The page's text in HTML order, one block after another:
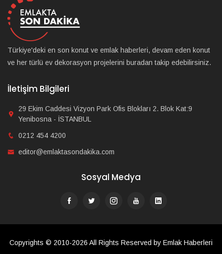
Türkiye'deki en son konut ve emlak haberleri, devam eden konut
ve her türlü ev dekorasyon projelerini buradan takip edebilirsiniz.
İletişim Bilgileri
29 Ekim Caddesi Vizyon Park Ofis Blokları 2. Blok Kat:9
Yenibosna - İSTANBUL
0212 454 4200
editor@emlaktasondakika.com
Sosyal Medya
Copyrights © 2010-2026 All Rights Reserved by Emlak Haberleri